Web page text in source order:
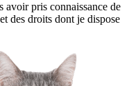
pris connaissance de
et des droits dont je dispose